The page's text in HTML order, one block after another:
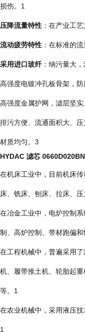
损伤。1
压降流量特性 ：在产业工
流动疲劳特性 ：在标准的
采用进口玻纤：纳污量大，
高强度电镀冲孔板骨架，
高强度金属护网，滤层坚实
排污方便、流通面积大、
材质均匀。3
HYDAC 滤芯
在机床工业中，目前机床
床、铣床、刨床、拉床、
在冶金工业中，电炉控制
制、高炉控制、带材跑偏
在工程机械中，普遍采用
机、履带推土机、轮胎起
等。1
在农业机械中，采用液压
1